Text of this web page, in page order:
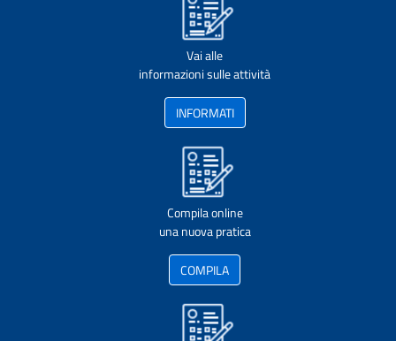
Vai alle
informazioni sulle attività
INFORMATI
Compila online
una nuova pratica
COMPILA